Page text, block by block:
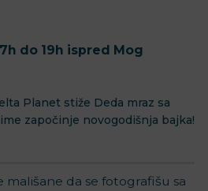
do 19h ispred Mog
Planet stiže Deda mraz sa
započinje novogodišnja bajka!
mališane da se fotografišu sa